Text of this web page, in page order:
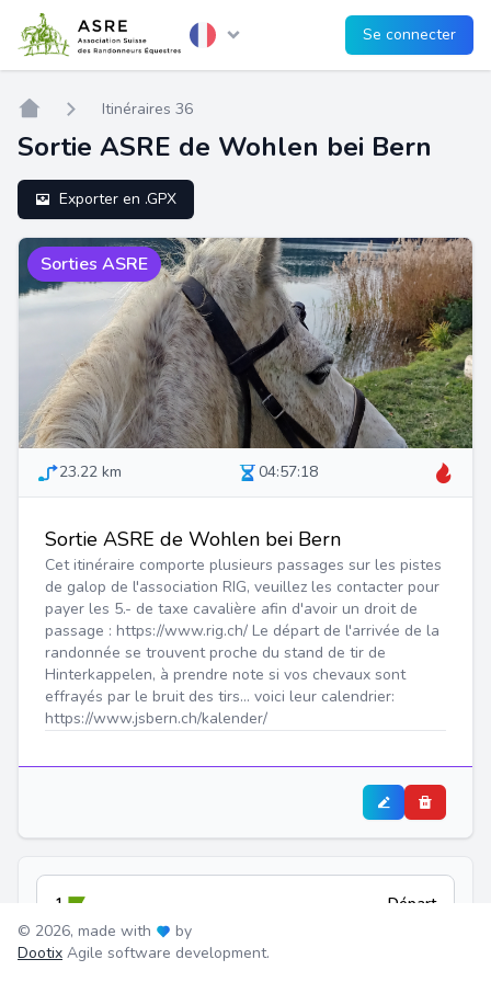
Se connecter
Home Itinéraires 36
Sortie ASRE de Wohlen bei Bern
Exporter en .GPX
Sorties ASRE
23.22 km 04:57:18
Sortie ASRE de Wohlen bei Bern
Cet itinéraire comporte plusieurs passages sur les pistes
de galop de l'association RIG, veuillez les contacter pour
payer les 5.- de taxe cavalière afin d'avoir un droit de
passage : https://www.rig.ch/ Le départ de l'arrivée de la
randonnée se trouvent proche du stand de tir de
Hinterkappelen, à prendre note si vos chevaux sont
effrayés par le bruit des tirs... voici leur calendrier:
https://www.jsbern.ch/kalender/
1.
Départ
-
© 2026, made with
by
Dootix Agile software development.